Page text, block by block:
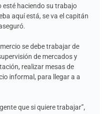
esté haciendo su trabajo
aquí está, se va el capitán
se debe trabajar de
de mercados y
realizar mesas de
informal, para llegar a a
que si quiere trabajar”,